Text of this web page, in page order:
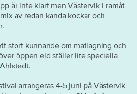
är inte klart men Västervik Framåt
av redan kända kockar och
stort kunnande om matlagning och
öppen eld ställer lite speciella
arrangeras 4-5 juni på Västervik